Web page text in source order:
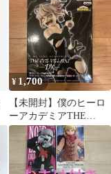
¥ 1,700
【未開封】僕のヒーロ
ーアカデミアTHE
EVILVILLAINS DXト
ガヒミコ